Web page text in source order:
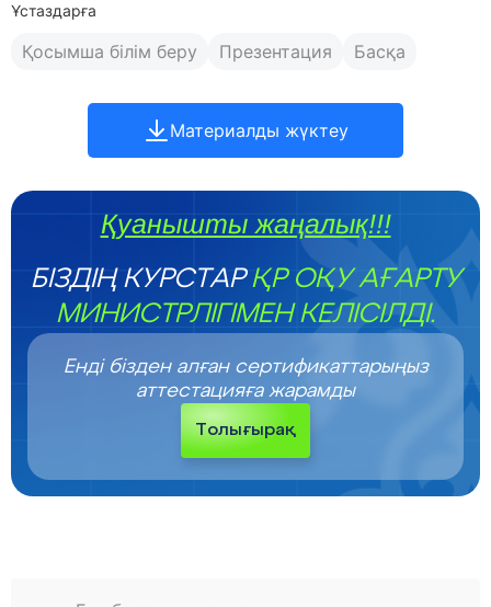
Ұстаздарға
Қосымша білім беру Презентация Басқа
Материалды жүктеу
Қуанышты жаңалық!!!
БІЗДІҢ КУРСТАРҚР ОҚУ АҒАРТУ
МИНИСТРЛІГІМЕН КЕЛІСІЛДІ.
Енді бізден алған сертификаттарыңыз
аттестацияға жарамды
Толығырақ